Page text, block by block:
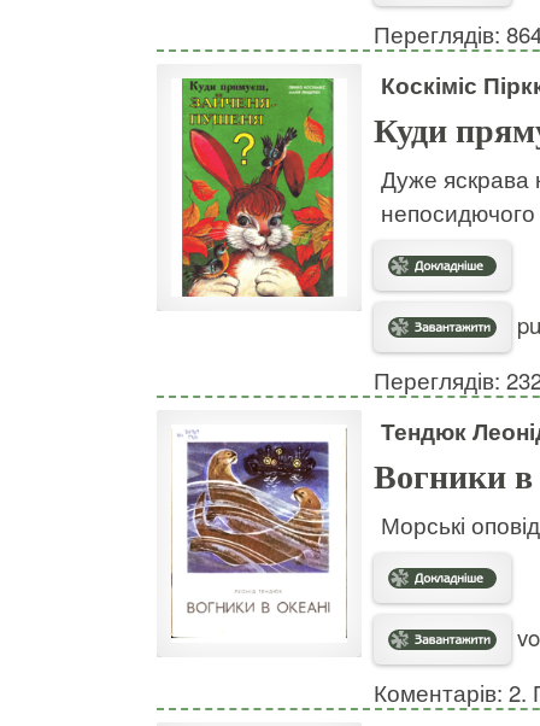
Переглядів:
Коскіміс
Куди
Дуже яскрава
Переглядів:
Тендюк
Вогники в
Морські
Коментарів: 2.